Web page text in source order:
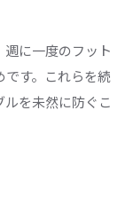
に一度のフット
す。これらを続
を未然に防ぐこ